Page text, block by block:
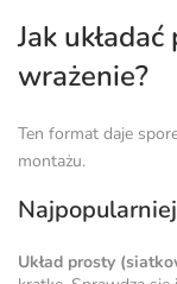
Jak
wrażenie?
Ten format daje
montażu.
Układ prosty